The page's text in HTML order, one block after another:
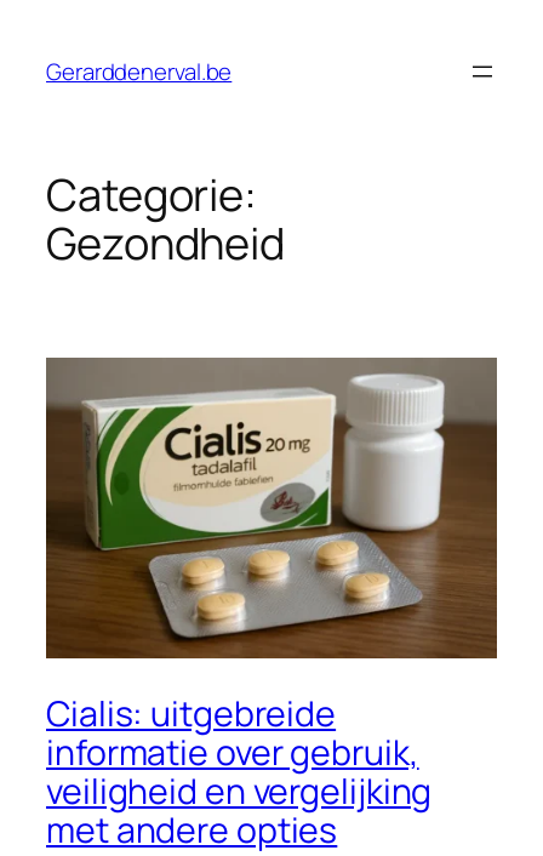
Gerarddenerval.be
Categorie:
Gezondheid
Cialis: uitgebreide
informatie over gebruik,
veiligheid en vergelijking
met andere opties